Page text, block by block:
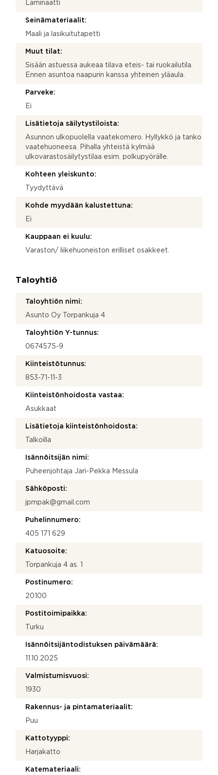
Laminaatti
Seinämateriaalit:
Maali ja lasikuitutapetti
Muut tilat:
Sisään astuessa aukeaa tilava eteis- tai ruokailutila.
Ennen asuntoa naapurin kanssa yhteinen yläaula.
Parveke:
Ei
Lisätietoja säilytystiloista:
Asunnon ulkopuolella vaatekomero. Hyllykkö ja tanko
vaatehuoneesa. Pihalla yhteistä kylmää
ulkovarastosäilytystilaa esim. polkupyörälle.
Kohteen yleiskunto:
Tyydyttävä
Kohde myydään kalustettuna:
Ei
Kauppaan ei kuulu:
Varaston/ liikehuoneiston erilliset osakkeet.
Taloyhtiö
Taloyhtiön nimi:
Asunto Oy Torpankuja 4
Taloyhtiön Y-tunnus:
0674575-9
Kiinteistötunnus:
853-71-11-3
Kiinteistönhoidosta vastaa:
Asukkaat
Lisätietoja kiinteistönhoidosta:
Talkoilla
Isännöitsijän nimi:
Puheenjohtaja Jari-Pekka Messula
Sähköposti:
jpmpak@gmail.com
Puhelinnumero:
405 171 629
Katuosoite:
Torpankuja 4 as. 1
Postinumero:
20100
Postitoimipaikka:
Turku
Isännöitsijäntodistuksen päivämäärä:
11.10.2025
Valmistumisvuosi:
1930
Rakennus- ja pintamateriaalit:
Puu
Kattotyyppi:
Harjakatto
Katemateriaali: